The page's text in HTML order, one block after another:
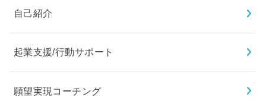
自己紹介
起業支援/行動サポート
願望実現コーチング